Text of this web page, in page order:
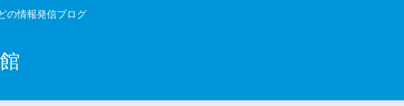
の情報発信プログ